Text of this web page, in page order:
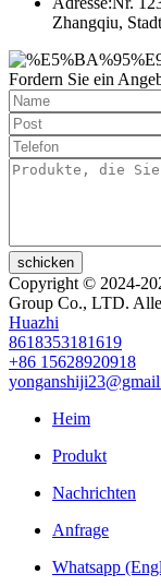
Zhangqiu,
Fordern Sie ein
schicken
Copyright © 2024-
Group Co., LTD.
Huazhi
8618353181619
+86 15628920918
Heim
Produkt
Nachrichten
Anfrage
Whatsapp